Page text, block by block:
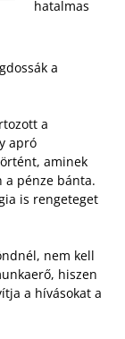
hatalmas
a
a
apró
aminek
a pénze bánta.
is rengeteget
nem kell
hiszen
a hívásokat a